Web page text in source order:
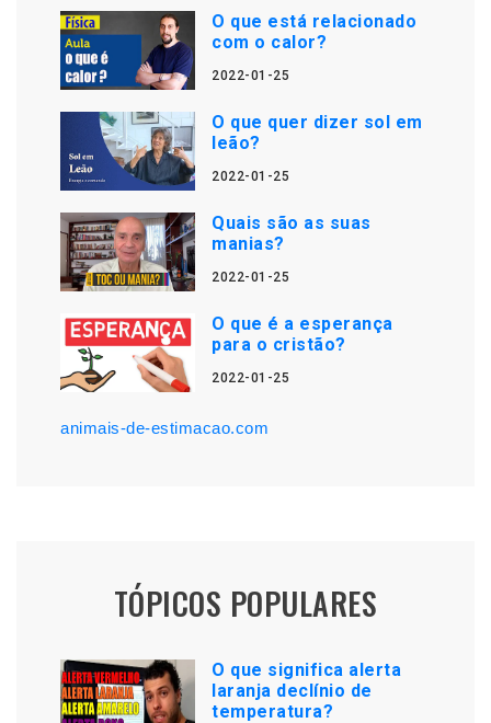
O que está relacionado
com o calor?
2022-01-25
O que quer dizer sol em
leão?
2022-01-25
Quais são as suas
manias?
2022-01-25
O que é a esperança
para o cristão?
2022-01-25
animais-de-estimacao.com
TÓPICOS POPULARES
O que significa alerta
laranja declínio de
temperatura?